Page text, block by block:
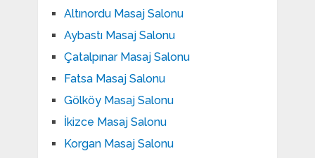
Altınordu Masaj Salonu
Aybastı Masaj Salonu
Çatalpınar Masaj Salonu
Fatsa Masaj Salonu
Gölköy Masaj Salonu
İkizce Masaj Salonu
Korgan Masaj Salonu